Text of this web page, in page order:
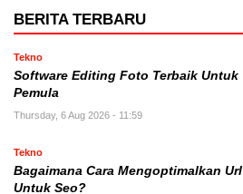
BERITA TERBARU
Tekno
Software Editing Foto Terbaik Untuk
Pemula
Thursday, 6 Aug 2026 - 11:59
Tekno
Bagaimana Cara Mengoptimalkan Url
Untuk Seo?